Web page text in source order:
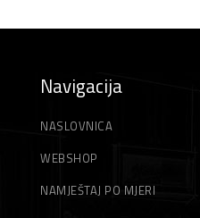
Navigacija
NASLOVNICA
WEBSHOP
NAMJEŠTAJ PO MJERI